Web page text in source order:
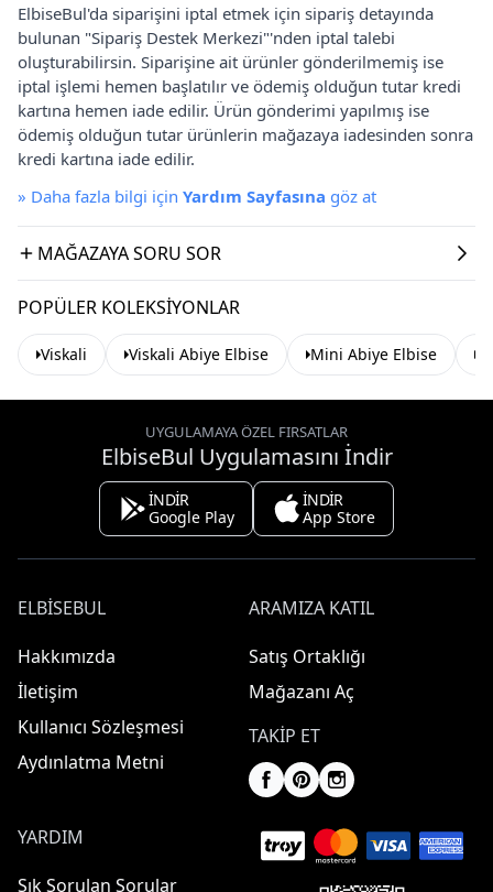
ElbiseBul'da siparişini iptal etmek için sipariş detayında
bulunan "Sipariş Destek Merkezi"'nden iptal talebi
oluşturabilirsin. Siparişine ait ürünler gönderilmemiş ise
iptal işlemi hemen başlatılır ve ödemiş olduğun tutar kredi
kartına hemen iade edilir. Ürün gönderimi yapılmış ise
ödemiş olduğun tutar ürünlerin mağazaya iadesinden sonra
kredi kartına iade edilir.
» Daha fazla bilgi için Yardım Sayfasına göz at
MAĞAZAYA SORU SOR
POPÜLER KOLEKSIYONLAR
Viskali Viskali Abiye Elbise Mini Abiye Elbise
UYGULAMAYA ÖZEL FIRSATLAR
ElbiseBul Uygulamasını İndir
İNDİR
Google Play
İNDİR
App Store
ELBISEBUL
Hakkımızda
İletişim
Kullanıcı Sözleşmesi
Aydınlatma Metni
ARAMIZA KATIL
Satış Ortaklığı
Mağazanı Aç
TAKIP ET
YARDIM
Sık Sorulan Sorular